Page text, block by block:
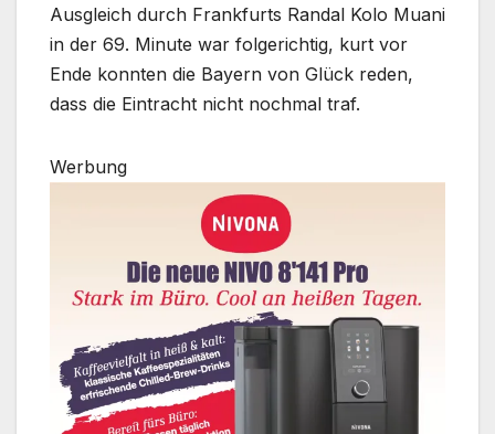
Ausgleich durch Frankfurts Randal Kolo Muani
in der 69. Minute war folgerichtig, kurt vor
Ende konnten die Bayern von Glück reden,
dass die Eintracht nicht nochmal traf.
Werbung